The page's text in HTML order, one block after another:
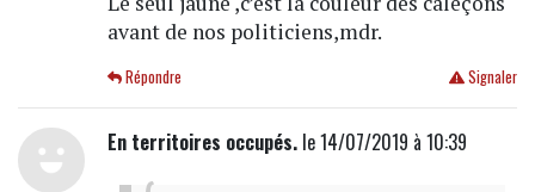
avant de nos politiciens,mdr.
Signaler
Répondre
En territoires occupés.le 14/07/2019 à 10:39